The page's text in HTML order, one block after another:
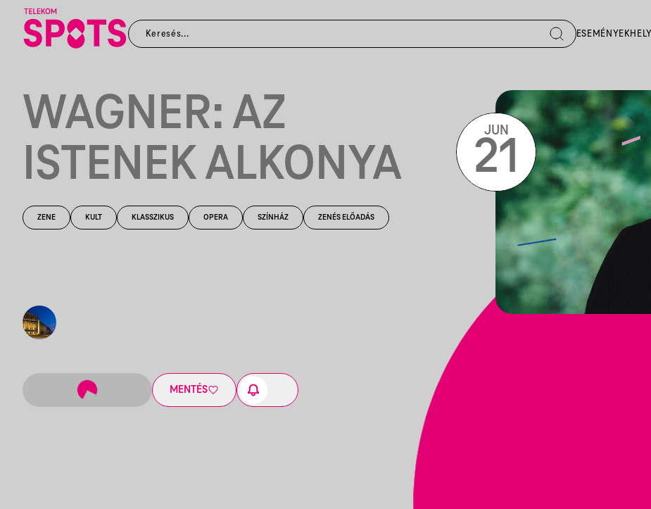
ESEMÉNYEK
WAGNER: AZ
ISTENEK ALKONYA
ZENE KULT KLASSZIKUS OPERA SZÍNHÁZ ZENÉS ELŐADÁS
MENTÉS
JUN
21